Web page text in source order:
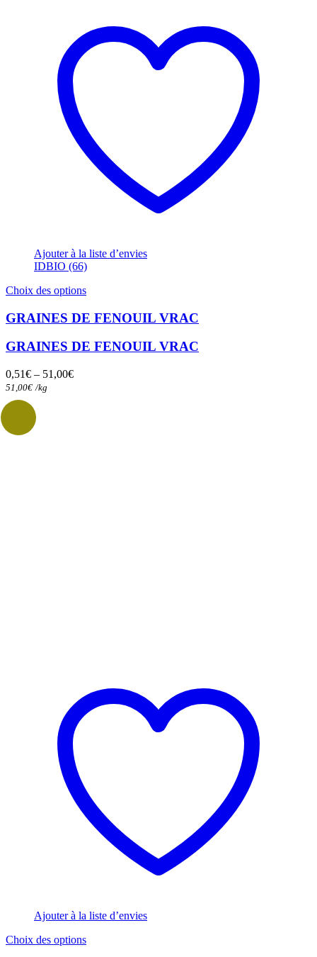
Ajouter à la liste d’envies
IDBIO (66)
Choix des optionsCe
a
plusieurs
variations.
Les
GRAINES DE FENOUIL VRAC
GRAINES DE FENOUIL VRAC
0,51€ – 51,00€
51,00€ /kg
Ajouter à la liste d’envies
Choix des optionsCe